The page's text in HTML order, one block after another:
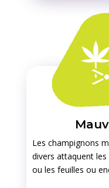
Les champignons
divers attaquent
ou les feuilles ou